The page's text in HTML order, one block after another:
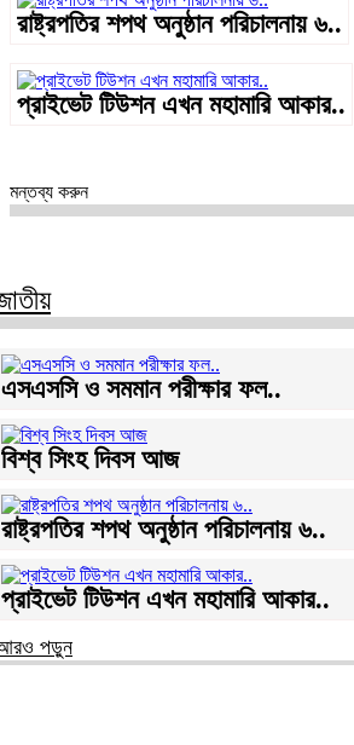
রাষ্ট্রপতির শপথ অনুষ্ঠান পরিচালনায় ৬..
প্রাইভেট টিউশন এখন মহামারি আকার..
মন্তব্য করুন
এসএসসি ও সমমান পরীক্ষার ফল..
বিশ্ব সিংহ দিবস আজ
রাষ্ট্রপতির শপথ অনুষ্ঠান পরিচালনায় ৬..
প্রাইভেট টিউশন এখন মহামারি আকার..
পড়ুন